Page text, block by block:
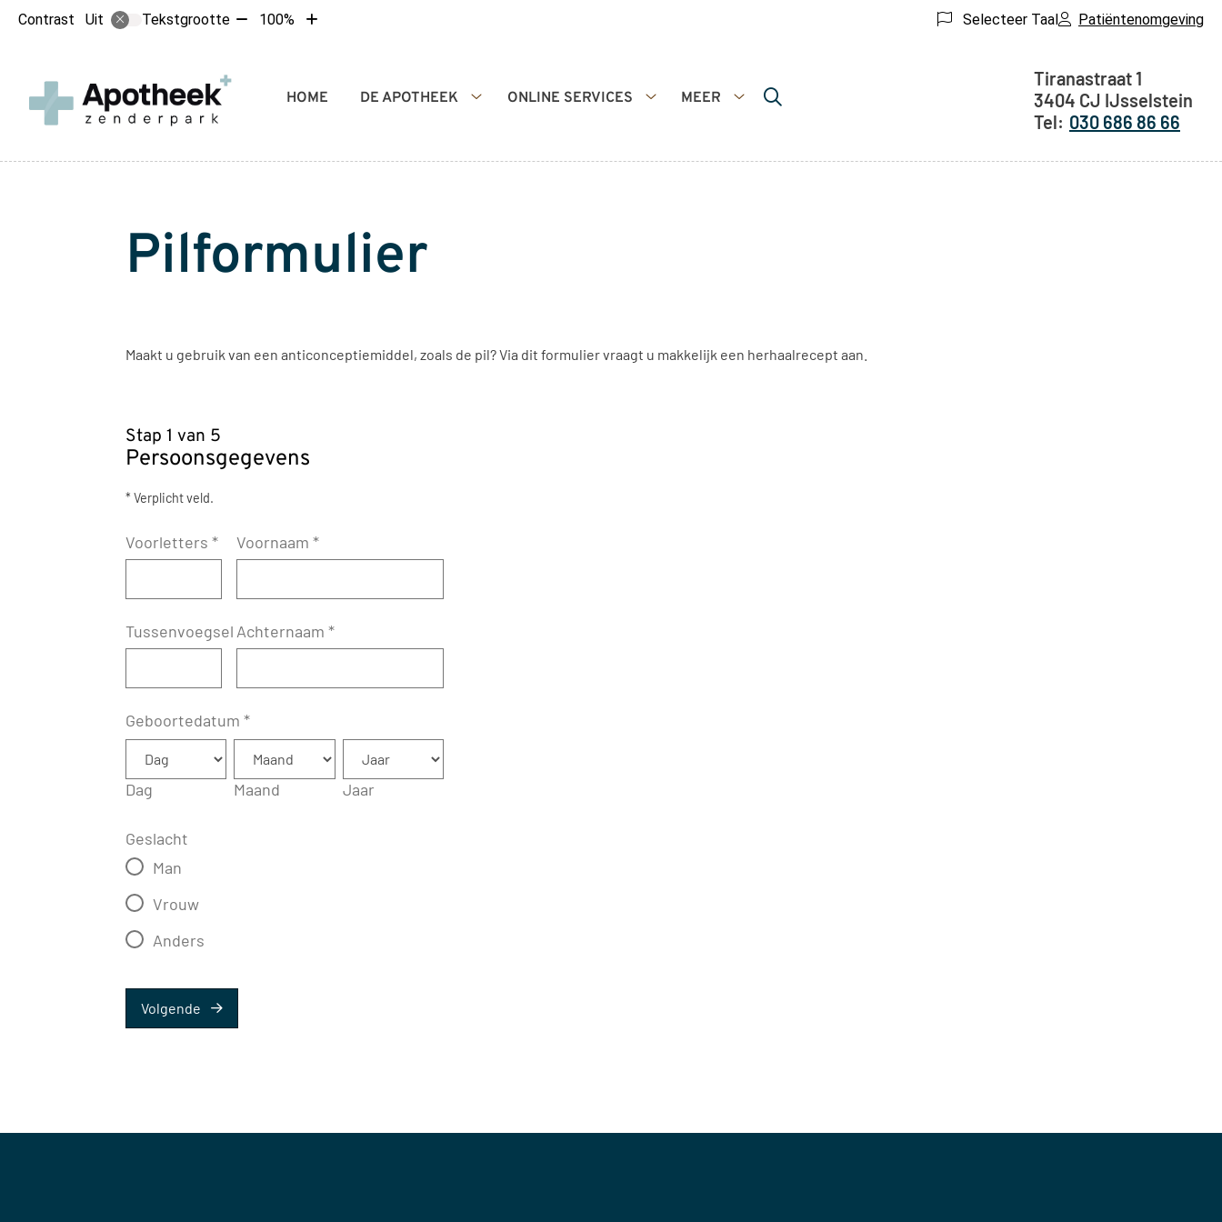
Contrast Uit Tekstgrootte Tekst100%
Tekst
Selecteer Taal Patiëntenomgeving
Hoofdmenu
HOME
DE APOTHEEK
ONLINE SERVICES
MEER
Tiranastraat 1
3404 CJ IJsselstein
030 686 86 66
Pilformulier
Maakt u gebruik van een anticonceptiemiddel, zoals de pil? Via dit formulier vraagt u makkelijk een herhaalrecept aan.
Stap 1 van 5
Persoonsgegevens
* Verplicht veld.
Voorletters * Voornaam *
Tussenvoegsel Achternaam *
Geboortedatum *
Dag Maand Jaar
Geslacht
Man
Vrouw
Anders
Volgende